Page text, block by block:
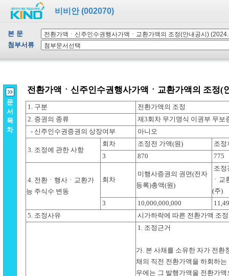
비비안 (002070)
본 문
첨부서류
문
서
목
차